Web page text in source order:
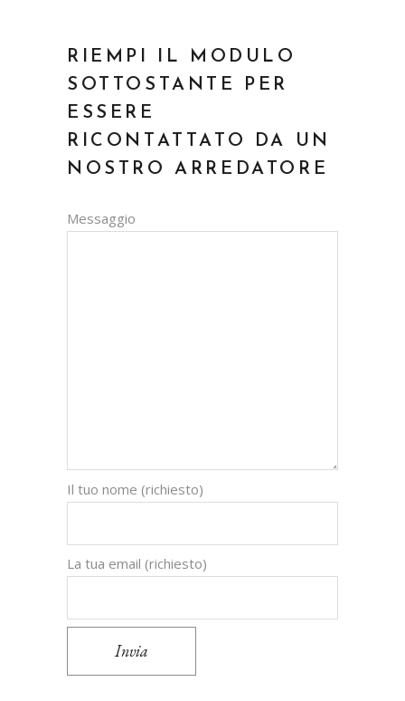
RIEMPI IL MODULO
SOTTOSTANTE PER
ESSERE
RICONTATTATO DA UN
NOSTRO ARREDATORE
Messaggio
Il tuo nome (richiesto)
La tua email (richiesto)
Invia